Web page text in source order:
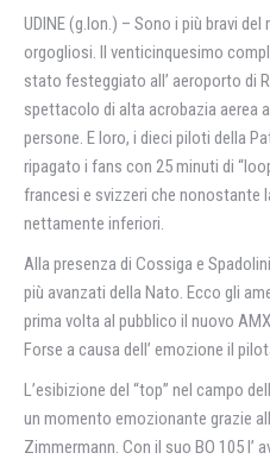
UDINE (g.lon.) – Sono i più bravi
orgogliosi. Il venticinquesimo
stato festeggiato all’ aeroporto di
spettacolo di alta acrobazia aerea
persone. E loro, i dieci piloti della
ripagato i fans con 25 minuti di
francesi e svizzeri che nonostante
nettamente inferiori.
Alla presenza di Cossiga e
più avanzati della Nato. Ecco gli
prima volta al pubblico il nuovo
Forse a causa dell’ emozione il
L’esibizione del “top” nel campo
un momento emozionante grazie
Zimmermann. Con il suo BO 105